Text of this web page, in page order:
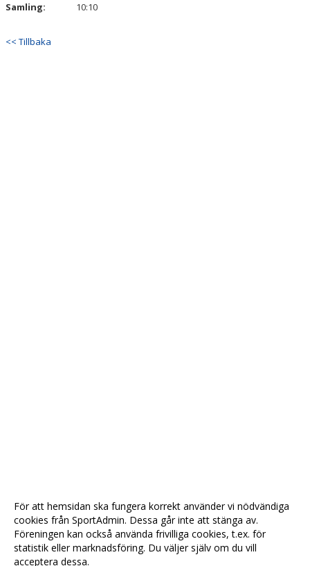
MATCHER
ÅRSMÖTEN
Samling:
10:10
<< Tillbaka
För att hemsidan ska fungera korrekt använder vi nödvändiga
cookies från SportAdmin. Dessa går inte att stänga av.
Föreningen kan också använda frivilliga cookies, t.ex. för
statistik eller marknadsföring. Du väljer själv om du vill
acceptera dessa.